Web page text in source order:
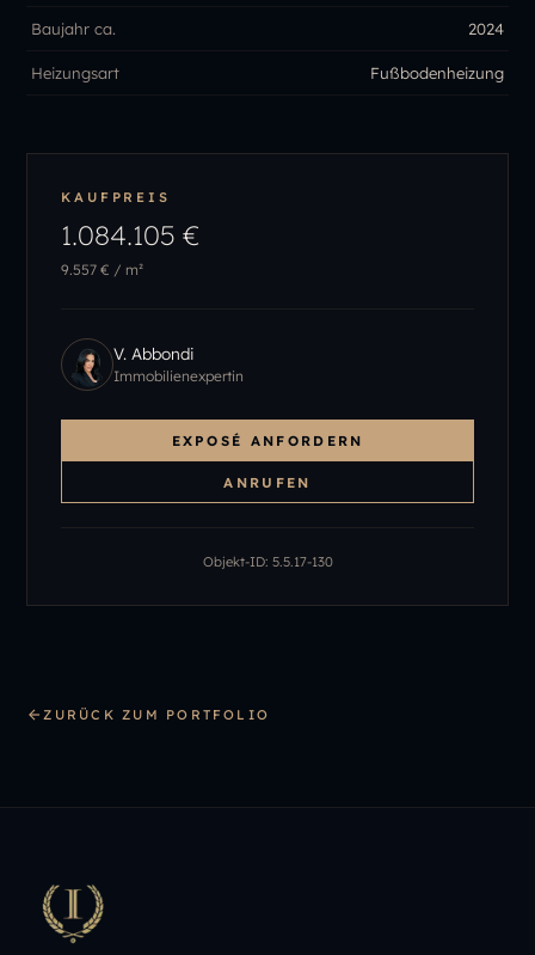
Baujahr ca. 2024
Heizungsart Fußbodenheizung
KAUFPREIS
1.084.105 €
9.557 € / m²
V. Abbondi
Immobilienexpertin
EXPOSÉ ANFORDERN
ANRUFEN
Objekt-ID: 5.5.17-130
ZURÜCK ZUM PORTFOLIO